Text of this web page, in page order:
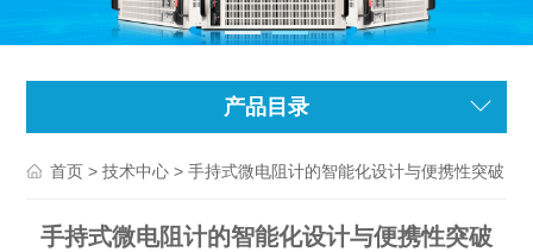
产品目录
首页 >技术中心 > 手持式微电阻计的智能化设计与便携性突破
手持式微电阻计的智能化设计与便携性突破